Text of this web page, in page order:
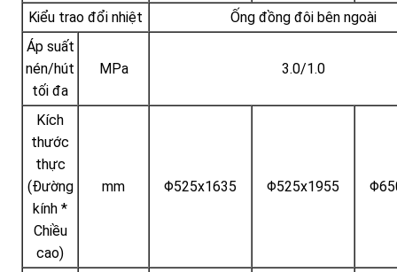
Kiểu trao đổi nhiệt
Ống đồng đôi bên ngoài
Áp suất
nén/hút
tối đa
MPa 3.0/1.0
Kích
thước
thực
(Đường
kính *
Chiều
cao)
mm Φ525x1635 Φ525x1955